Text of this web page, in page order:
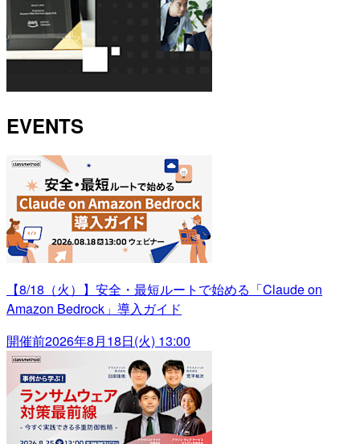
EVENTS
【8/18（火）】安全・最短ルートで始める「Claude on
Amazon Bedrock」導入ガイド
開催前2026年8月18日(火) 13:00